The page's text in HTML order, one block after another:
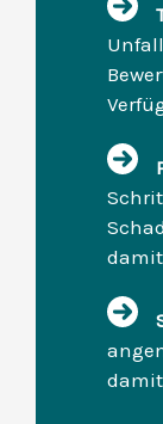
damit